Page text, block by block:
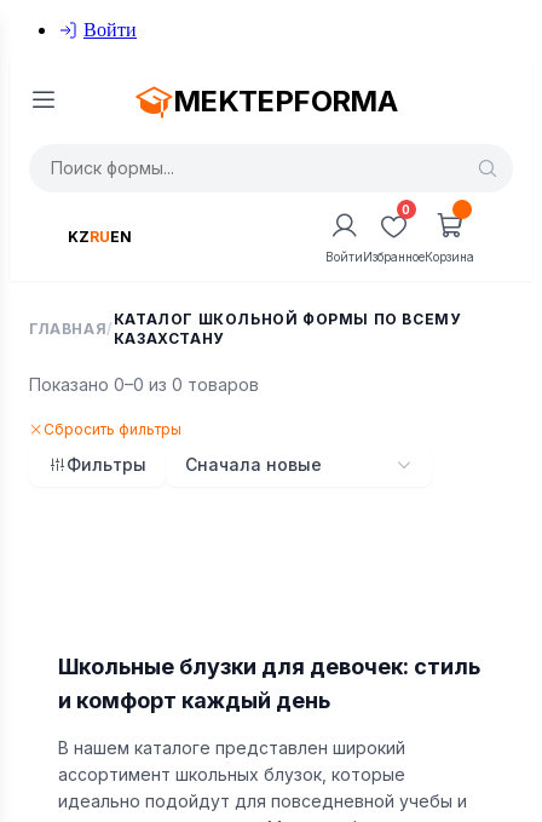
Войти
MEKTEPFORMA
KZRUEN
Войти
0
ИзбранноеКорзина
ГЛАВНАЯ/
КАТАЛОГ ШКОЛЬНОЙ ФОРМЫ ПО ВСЕМУ
КАЗАХСТАНУ
Показано 0–0 из 0 товаров
Сбросить фильтры
Фильтры Сначала новые
Школьные блузки для девочек: стиль
и комфорт каждый день
В нашем каталоге представлен широкий
ассортимент школьных блузок, которые
идеально подойдут для повседневной учебы и